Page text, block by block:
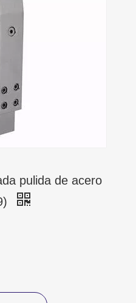
pulida de acero